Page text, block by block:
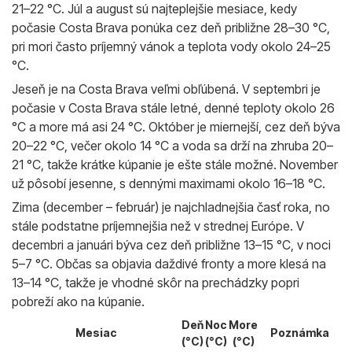
21–22 °C. Júl a august sú najteplejšie mesiace, kedy
počasie Costa Brava ponúka cez deň približne 28–30 °C,
pri mori často príjemný vánok a teplota vody okolo 24–25
°C.
Jeseň je na Costa Brava veľmi obľúbená. V septembri je
počasie v Costa Brava stále letné, denné teploty okolo 26
°C a more má asi 24 °C. Október je miernejší, cez deň býva
20–22 °C, večer okolo 14 °C a voda sa drží na zhruba 20–
21 °C, takže krátke kúpanie je ešte stále možné. November
už pôsobí jesenne, s dennými maximami okolo 16–18 °C.
Zima (december – február) je najchladnejšia časť roka, no
stále podstatne príjemnejšia než v strednej Európe. V
decembri a januári býva cez deň približne 13–15 °C, v noci
5–7 °C. Občas sa objavia daždivé fronty a more klesá na
13–14 °C, takže je vhodné skôr na prechádzky popri
pobreží ako na kúpanie.
Mesiac
Deň
(°C)
Noc
(°C)
More
(°C)
Poznámka